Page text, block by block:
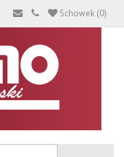
Schowek (0)